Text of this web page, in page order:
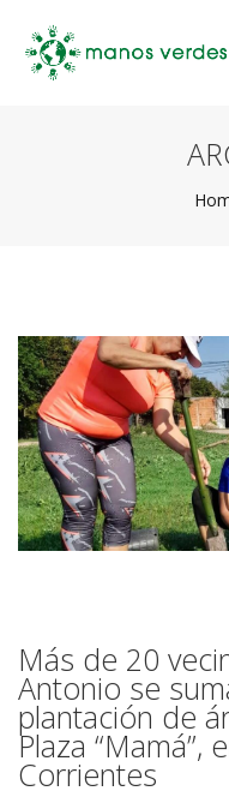
Más de 20
Antonio se
plantación de
Plaza “Mamá”,
Corrientes